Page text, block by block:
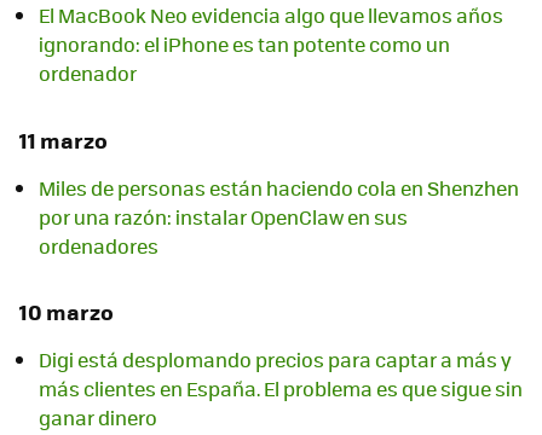
El MacBook Neo evidencia algo que llevamos años
ignorando: el iPhone es tan potente como un
ordenador
11 marzo
Miles de personas están haciendo cola en Shenzhen
por una razón: instalar OpenClaw en sus
ordenadores
10 marzo
Digi está desplomando precios para captar a más y
más clientes en España. El problema es que sigue sin
ganar dinero